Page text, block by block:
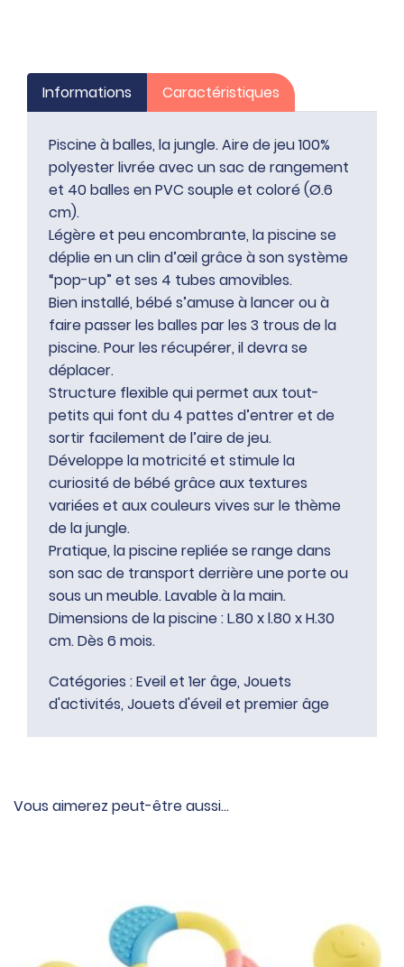
Informations Caractéristiques
Piscine à balles, la jungle. Aire de jeu 100%
polyester livrée avec un sac de rangement
et 40 balles en PVC souple et coloré (Ø.6
cm).
Légère et peu encombrante, la piscine se
déplie en un clin d’œil grâce à son système
“pop-up” et ses 4 tubes amovibles.
Bien installé, bébé s’amuse à lancer ou à
faire passer les balles par les 3 trous de la
piscine. Pour les récupérer, il devra se
déplacer.
Structure flexible qui permet aux tout-
petits qui font du 4 pattes d’entrer et de
sortir facilement de l’aire de jeu.
Développe la motricité et stimule la
curiosité de bébé grâce aux textures
variées et aux couleurs vives sur le thème
de la jungle.
Pratique, la piscine repliée se range dans
son sac de transport derrière une porte ou
sous un meuble. Lavable à la main.
Dimensions de la piscine : L.80 x l.80 x H.30
cm. Dès 6 mois.
Catégories :Eveil et 1er âge, Jouets
d'activités, Jouets d'éveil et premier âge
Vous aimerez peut-être aussi…